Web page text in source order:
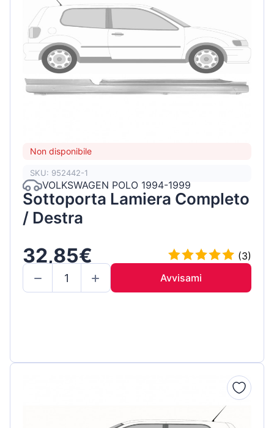
Non disponibile
SKU: 952442-1
VOLKSWAGEN POLO 1994-1999
Sottoporta Lamiera Completo
/ Destra
32,85€
(3)
Avvisami